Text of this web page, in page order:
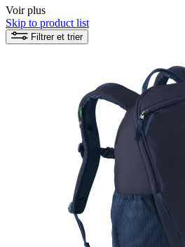
termes de durabilité et de bonne liberté
dos pour enfants sont fabriqués à partir
offrent de nombreuses fonctionnalités
Voir plus
Skip to product list
Filtrer et trier